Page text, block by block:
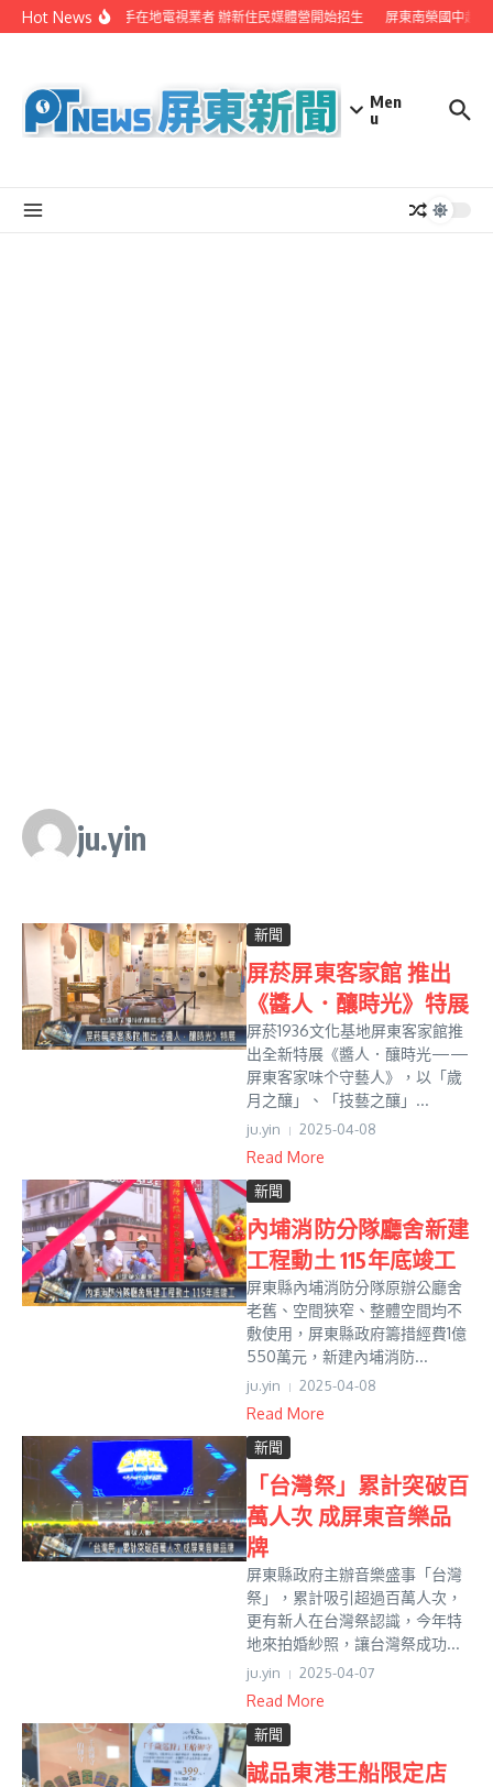
Skip to content
Hot News屏縣府聯手在地電視業者 辦新住民媒體營開始招生 屏東南榮國中赴
Men
u
ju.yin
新聞
屏菸屏東客家館 推出
《醬人．釀時光》特展
屏菸1936文化基地屏東客家館推
出全新特展《醬人．釀時光——
屏東客家味个守藝人》，以「歲
月之釀」、「技藝之釀」...
ju.yin 2025-04-08
Read More
新聞
內埔消防分隊廳舍新建
工程動土 115年底竣工
屏東縣內埔消防分隊原辦公廳舍
老舊、空間狹窄、整體空間均不
敷使用，屏東縣政府籌措經費1億
550萬元，新建內埔消防...
ju.yin 2025-04-08
Read More
新聞
「台灣祭」累計突破百
萬人次 成屏東音樂品
牌
屏東縣政府主辦音樂盛事「台灣
祭」，累計吸引超過百萬人次，
更有新人在台灣祭認識，今年特
地來拍婚紗照，讓台灣祭成功...
ju.yin 2025-04-07
Read More
新聞
誠品東港王船限定店